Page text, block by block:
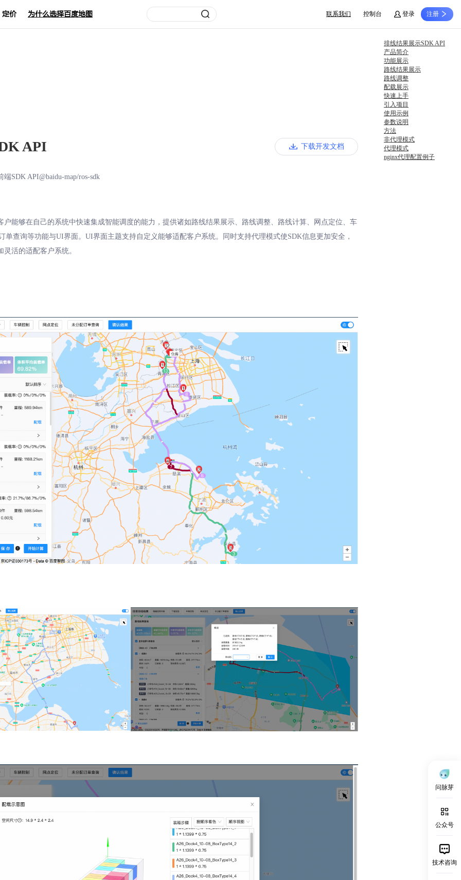
定价 为什么选择百度地图 联系我们 控制台 登录 注册
问脉芽
公众号
技术咨询
API 下载开发文档
端SDK API@baidu-map/ros-sdk
户能够在自己的系统中快速集成智能调度的能力，提供诸如路线结果展示、路线调整、路线计算、网点定位、车
单查询等功能与UI界面。UI界面主题支持自定义能够适配客户系统。同时支持代理模式使SDK信息更加安全，
活的适配客户系统。
排线结果展示SDK API
产品简介
功能展示
路线结果展示
路线调整
配载展示
快速上手
引入项目
使用示例
参数说明
方法
非代理模式
代理模式
nginx代理配置例子